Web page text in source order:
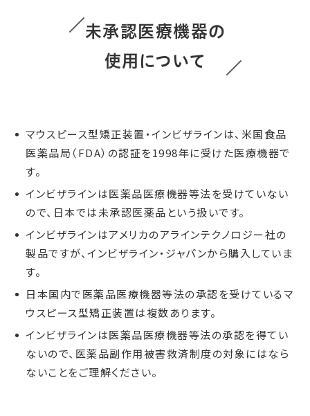
未承認医療機器の
使用について
マウスピース型矯正装置・インビザラインは、米国食品
医薬品局（FDA）の認証を1998年に受けた医療機器で
す。
インビザラインは医薬品医療機器等法を受けていない
ので、日本では未承認医薬品という扱いです。
インビザラインはアメリカのアラインテクノロジー社の
製品ですが、インビザライン・ジャパンから購入していま
す。
日本国内で医薬品医療機器等法の承認を受けているマ
ウスピース型矯正装置は複数あります。
インビザラインは医薬品医療機器等法の承認を得てい
ないので、医薬品副作用被害救済制度の対象にはなら
ないことをご理解ください。